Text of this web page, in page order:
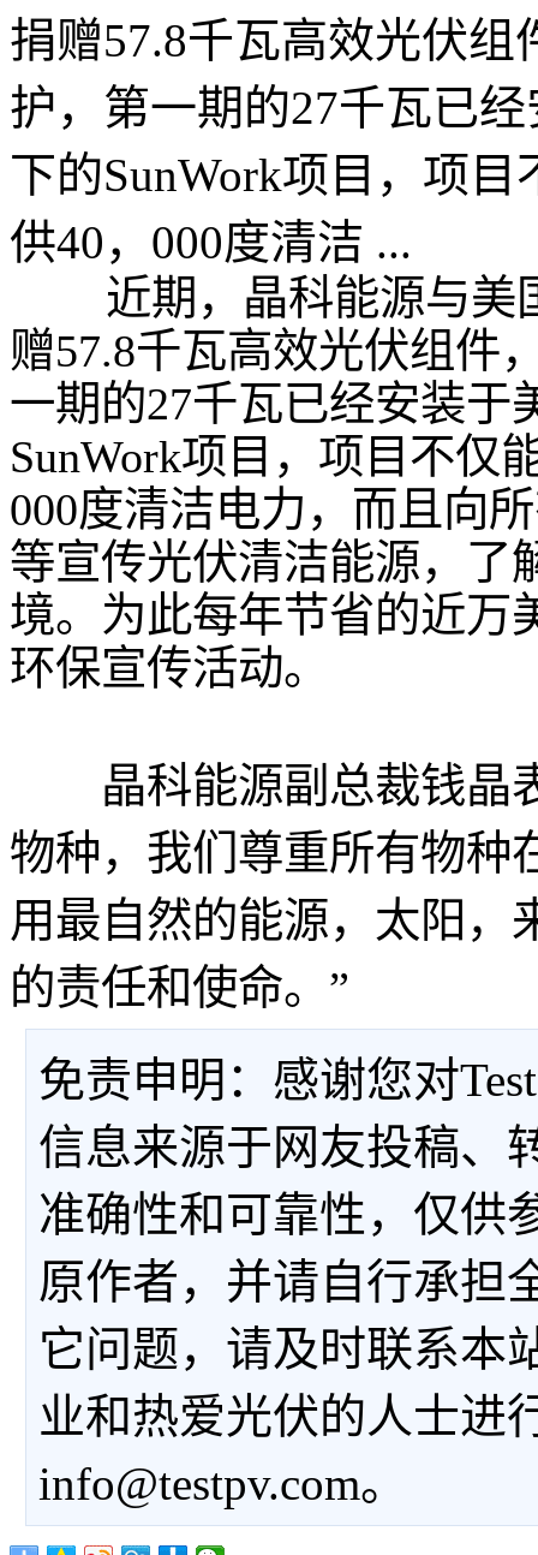
捐赠57.8千瓦高效光伏
护，第一期的27千瓦已
下的SunWork项目，项
供40，000度清洁 ...
近期，晶科能源与美
赠57.8千瓦高效光伏组件
一期的27千瓦已经安装于
SunWork项目，项目不仅
000度清洁电力，而且向
等宣传光伏清洁能源，了
境。为此每年节省的近万
环保宣传活动。
晶科能源副总裁钱晶
物种，我们尊重所有物种
用最自然的能源，太阳，
的责任和使命。”
免责申明：感谢您对
信息来源于网友投稿、
准确性和可靠性，仅供
原作者，并请自行承担
它问题，请及时联系本
业和热爱光伏的人士进
info@testpv.com。